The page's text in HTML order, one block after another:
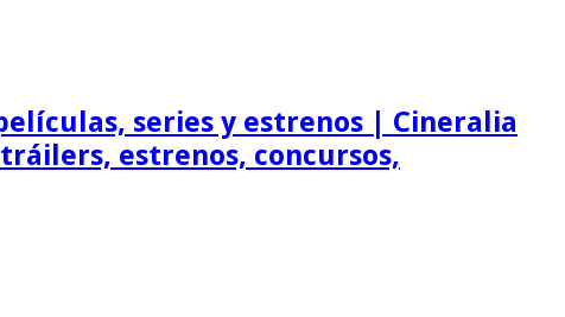
series y estrenos | Cineralia
estrenos, concursos,